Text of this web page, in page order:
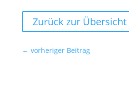
Zurück zur Übersicht
← vorheriger Beitrag